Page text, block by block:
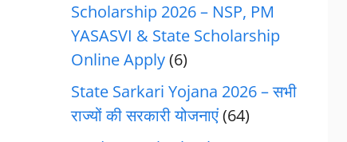
Scholarship 2026 – NSP, PM
YASASVI & State Scholarship
Online Apply(6)
State Sarkari Yojana 2026 – सभी
राज्यों की सरकारी योजनाएं(64)